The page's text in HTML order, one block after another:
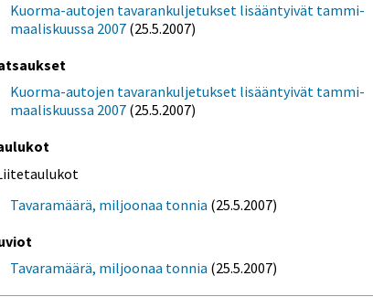
Kuorma-autojen tavarankuljetukset lisääntyivät tammi-
maaliskuussa 2007 (25.5.2007)
Kuorma-autojen tavarankuljetukset lisääntyivät tammi-
maaliskuussa 2007 (25.5.2007)
Tavaramäärä, miljoonaa tonnia (25.5.2007)
Tavaramäärä, miljoonaa tonnia (25.5.2007)